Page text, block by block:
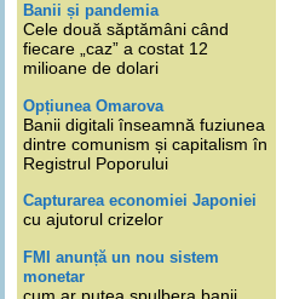
Banii și pandemia
Cele două săptămâni când
fiecare „caz” a costat 12
milioane de dolari
Opțiunea Omarova
Banii digitali înseamnă fuziunea
dintre comunism și capitalism în
Registrul Poporului
Capturarea economiei Japoniei
cu ajutorul crizelor
FMI anunță un nou sistem
monetar
cum ar putea spulbera banii